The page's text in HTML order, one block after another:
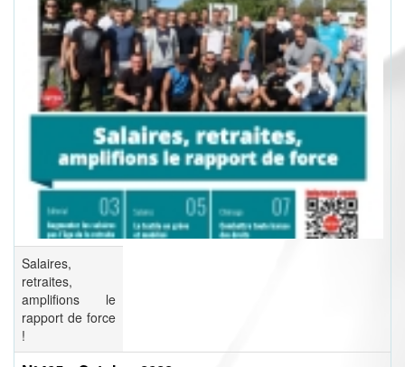
Salaires,
retraites,
amplifions le
rapport de force
!